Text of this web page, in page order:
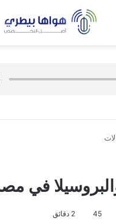
والبروسيلا في
45